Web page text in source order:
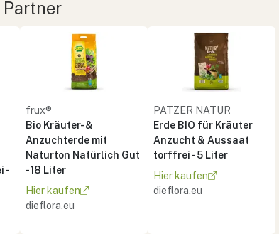
-
frux®
Bio Kräuter- &
Anzuchterde mit
Naturton Natürlich Gut
- 18 Liter
Hier kaufen
dieflora.eu
PATZER NATUR
Erde BIO für Kräuter
Anzucht & Aussaat
torffrei - 5 Liter
Hier kaufen
dieflora.eu